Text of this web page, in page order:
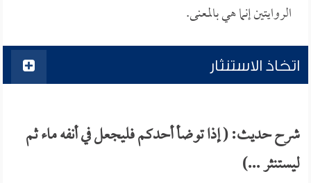
الروايتين إنما هي بالمعنى.
اتخاذ الاستنثار
شرح حديث: ( إذا توضأ أحدكم فليجعل في أنفه ماء ثم
ليستنثر ...)